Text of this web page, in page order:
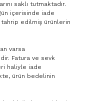
saklı tutmaktadır.
içerisinde iade
tahrip edilmiş ürünlerin
varsa
Fatura ve sevk
haliyle iade
ürün bedelinin